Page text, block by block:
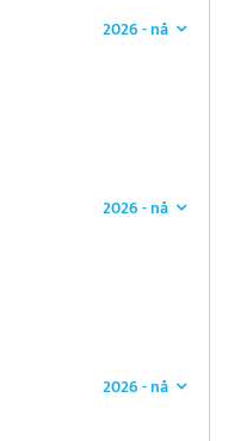
2026 - nå
2026 - nå
2026 - nå